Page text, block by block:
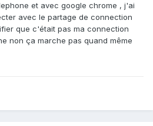
et avec google chrome , j'ai
avec le partage de connection
que c'était pas ma connection
non ça marche pas quand même